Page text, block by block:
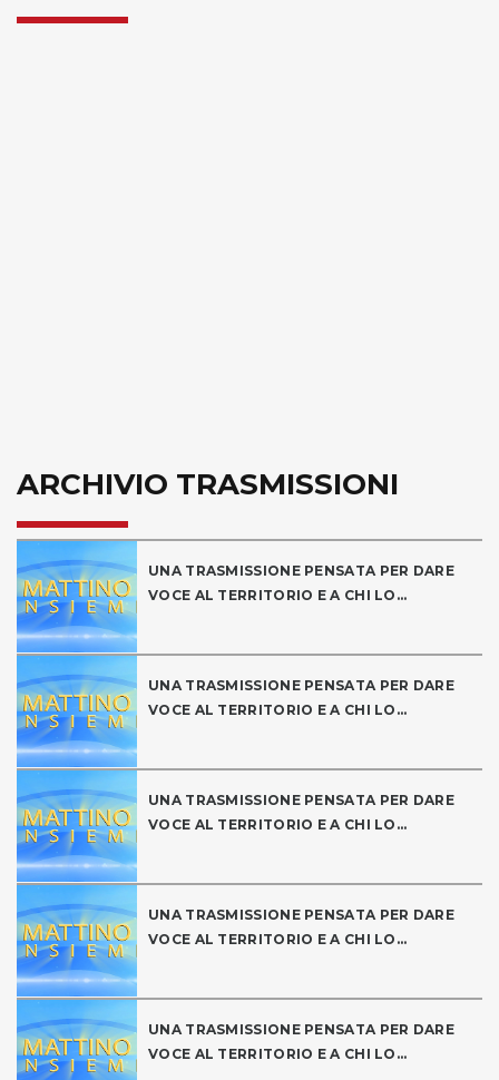
ARCHIVIO TRASMISSIONI
UNA TRASMISSIONE PENSATA PER DARE
VOCE AL TERRITORIO E A CHI LO...
UNA TRASMISSIONE PENSATA PER DARE
VOCE AL TERRITORIO E A CHI LO...
UNA TRASMISSIONE PENSATA PER DARE
VOCE AL TERRITORIO E A CHI LO...
UNA TRASMISSIONE PENSATA PER DARE
VOCE AL TERRITORIO E A CHI LO...
UNA TRASMISSIONE PENSATA PER DARE
VOCE AL TERRITORIO E A CHI LO...